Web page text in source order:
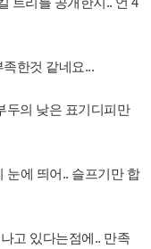
한것 같네요...
두의 낮은 표기디피만
눈에 띄어.. 슬프기만 합
고 있다는점에.. 만족